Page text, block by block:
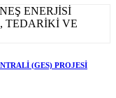
(GES) PROJESİ